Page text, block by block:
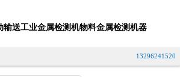
输送工业金属检测机物料金属检测机器
13296241520